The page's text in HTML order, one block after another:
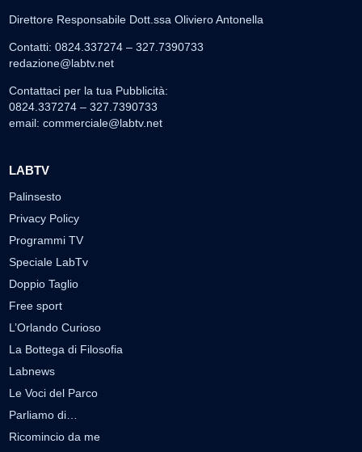
Direttore Responsabile Dott.ssa Oliviero Antonella
Contatti: 0824.337274 – 327.7390733
redazione@labtv.net
Contattaci per la tua Pubblicità:
0824.337274 – 327.7390733
email: commerciale@labtv.net
LABTV
Palinsesto
Privacy Policy
Programmi TV
Speciale LabTv
Doppio Taglio
Free sport
L’Orlando Curioso
La Bottega di Filosofia
Labnews
Le Voci del Parco
Parliamo di…
Ricomincio da me